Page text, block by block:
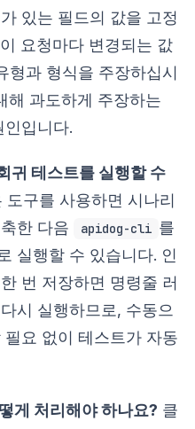
있는 필드의 값을 고정
요청마다 변경되는 값
형과 형식을 주장하십시
해 과도하게 주장하는
입니다.
귀 테스트를 실행할 수
구를 사용하면 시나리
한 다음
apidog-cli 를
실행할 수 있습니다. 인
번 저장하면 명령줄 러
시 실행하므로, 수동으
요 없이 테스트가 자동
게 처리해야 하나요? 클